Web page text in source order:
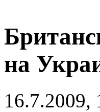
на
16.7.2009,